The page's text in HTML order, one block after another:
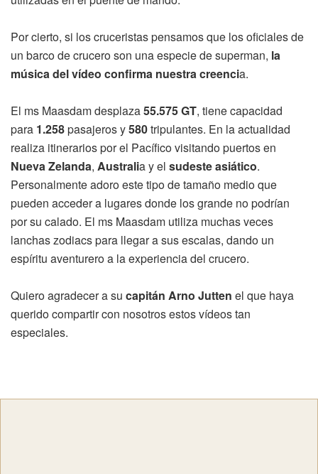
Por cierto, si los cruceristas pensamos que los oficiales de
un barco de crucero son una especie de superman, la
música del vídeo confirma nuestra creencia.
El ms Maasdam desplaza55.575 GT, tiene capacidad
para 1.258pasajeros y580tripulantes. En la actualidad
realiza itinerarios por el Pacífico visitando puertos en
Nueva Zelanda, Australia y el sudeste asiático.
Personalmente adoro este tipo de tamaño medio que
pueden acceder a lugares donde los grande no podrían
por su calado. El ms Maasdam utiliza muchas veces
lanchas zodiacs para llegar a sus escalas, dando un
espíritu aventurero a la experiencia del crucero.
Quiero agradecer a su capitán Arno Jutten el que haya
querido compartir con nosotros estos vídeos tan
especiales.